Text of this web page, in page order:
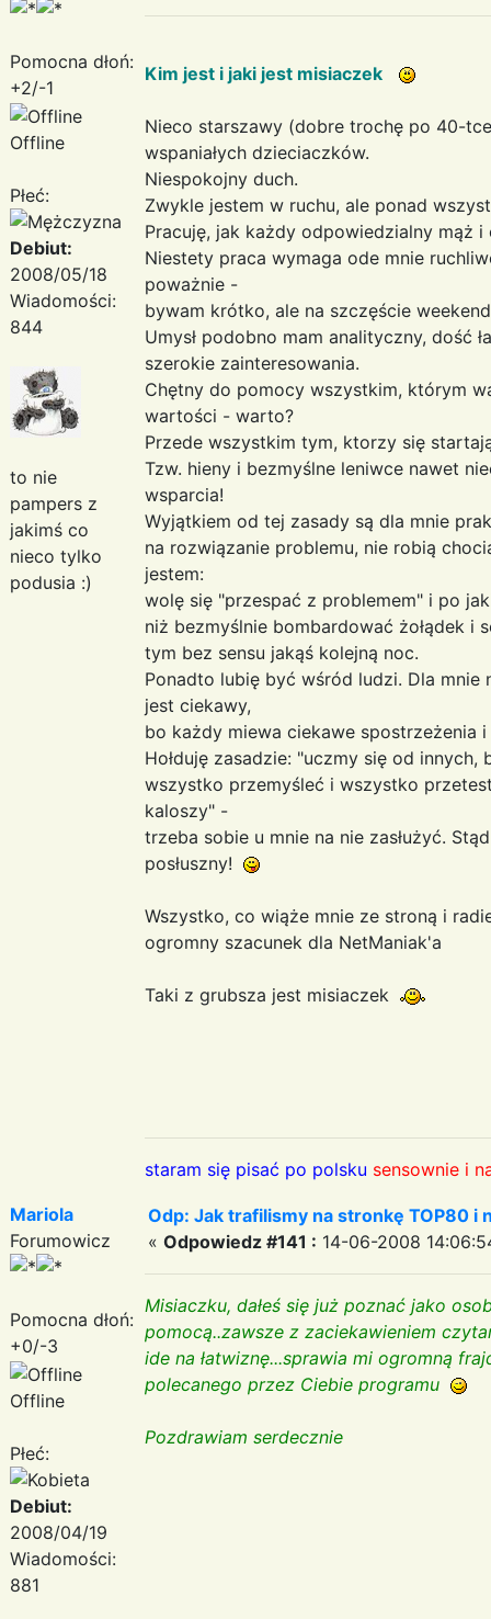
Pomocna dłoń:
+2/-1
Offline
Płeć:
Debiut:
2008/05/18
Wiadomości:
844
to nie
pampers z
jakimś co
nieco tylko
podusia :)
Kim jest i jaki jest misiaczek
Nieco starszawy (dobre trochę po 40-
wspaniałych dzieciaczków.
Niespokojny duch.
Zwykle jestem w ruchu, ale ponad
Pracuję, jak każdy odpowiedzialny mąż
Niestety praca wymaga ode mnie
poważnie -
bywam krótko, ale na szczęście
Umysł podobno mam analityczny, dość
szerokie zainteresowania.
Chętny do pomocy wszystkim, którym
wartości - warto?
Przede wszystkim tym, ktorzy się
Tzw. hieny i bezmyślne leniwce nawet
wsparcia!
Wyjątkiem od tej zasady są dla mnie
na rozwiązanie problemu, nie robią
jestem:
wolę się "przespać z problemem" i po
niż bezmyślnie bombardować żołądek i
tym bez sensu jakąś kolejną noc.
Ponadto lubię być wśród ludzi. Dla
jest ciekawy,
bo każdy miewa ciekawe spostrzeżenia i
Hołduję zasadzie: "uczmy się od
wszystko przemyśleć i wszystko
kaloszy" -
trzeba sobie u mnie na nie zasłużyć.
posłuszny!
Wszystko, co wiąże mnie ze stroną i
ogromny szacunek dla NetManiak'a
Taki z grubsza jest misiaczek
staram się pisać po polsku sensownie i
Mariola
Forumowicz
Pomocna dłoń:
+0/-3
Offline
Płeć:
Debiut:
2008/04/19
Wiadomości:
881
Odp: Jak trafilismy na stronkę TOP80 i
« Odpowiedz #141 : 14-06-2008
Misiaczku, dałeś się już poznać jako
pomocą..zawsze z zaciekawieniem
ide na łatwiznę...sprawia mi ogromną
polecanego przez Ciebie programu
Pozdrawiam serdecznie